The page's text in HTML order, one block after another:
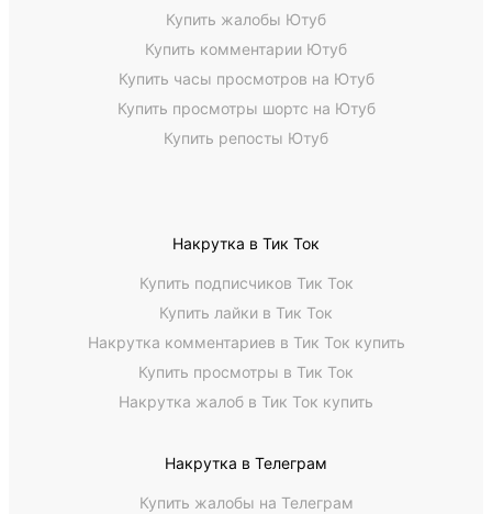
Купить жалобы Ютуб
Купить комментарии Ютуб
Купить часы просмотров на Ютуб
Купить просмотры шортс на Ютуб
Купить репосты Ютуб
Накрутка в Тик Ток
Купить подписчиков Тик Ток
Купить лайки в Тик Ток
Накрутка комментариев в Тик Ток купить
Купить просмотры в Тик Ток
Накрутка жалоб в Тик Ток купить
Накрутка в Телеграм
Купить жалобы на Телеграм